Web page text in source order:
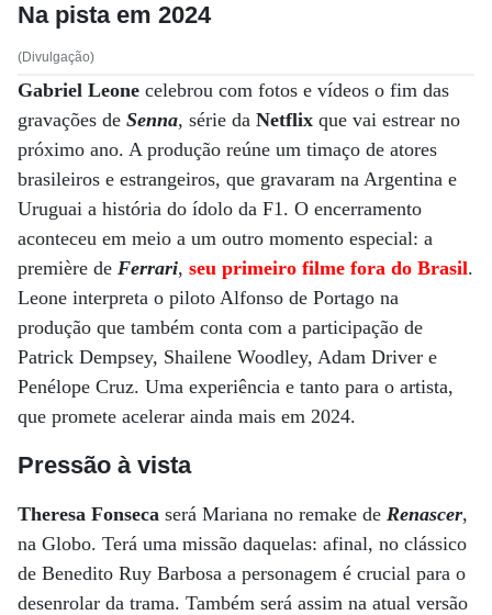
Na pista em 2024
(Divulgação)
Gabriel Leone celebrou com fotos e vídeos o fim das
gravações de Senna, série da Netflix que vai estrear no
próximo ano. A produção reúne um timaço de atores
brasileiros e estrangeiros, que gravaram na Argentina e
Uruguai a história do ídolo da F1. O encerramento
aconteceu em meio a um outro momento especial: a
première de Ferrari, seu primeiro filme fora do Brasil.
Leone interpreta o piloto Alfonso de Portago na
produção que também conta com a participação de
Patrick Dempsey, Shailene Woodley, Adam Driver e
Penélope Cruz. Uma experiência e tanto para o artista,
que promete acelerar ainda mais em 2024.
Pressão à vista
Theresa Fonseca será Mariana no remake de Renascer,
na Globo. Terá uma missão daquelas: afinal, no clássico
de Benedito Ruy Barbosa a personagem é crucial para o
desenrolar da trama. Também será assim na atual versão